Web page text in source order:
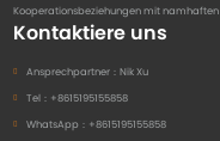
Kooperationsbeziehungen mit
Kontaktiere uns
Ansprechpartner： Nik Xu
Tel： +8615195155858
WhatsApp： +8615195155858